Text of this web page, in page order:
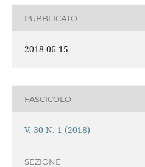
PUBBLICATO
2018-06-15
FASCICOLO
V. 30 N. 1 (2018)
SEZIONE